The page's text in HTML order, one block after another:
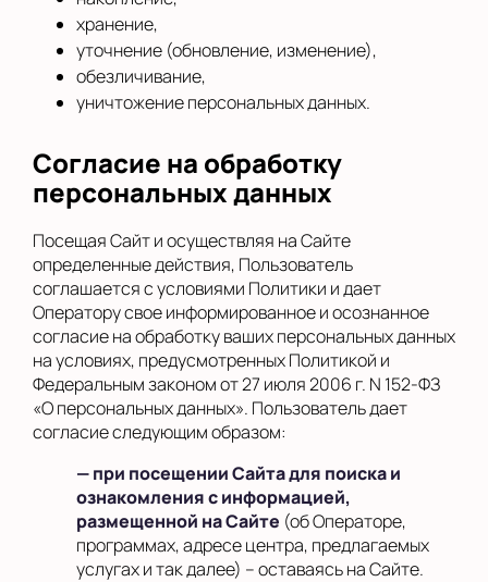
хранение,
уточнение (обновление, изменение),
обезличивание,
уничтожение персональных данных.
Согласие на обработку
персональных данных
Посещая Сайт и осуществляя на Сайте
определенные действия, Пользователь
соглашается с условиями Политики и дает
Оператору свое информированное и осознанное
согласие на обработку ваших персональных данных
на условиях, предусмотренных Политикой и
Федеральным законом от 27 июля 2006 г. N 152-ФЗ
«О персональных данных». Пользователь дает
согласие следующим образом:
— при посещении Сайта для поиска и
ознакомления с информацией,
размещенной на Сайте (об Операторе,
программах, адресе центра, предлагаемых
услугах и так далее) – оставаясь на Сайте.